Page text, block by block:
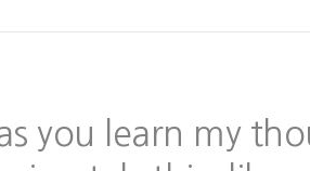
as you learn my